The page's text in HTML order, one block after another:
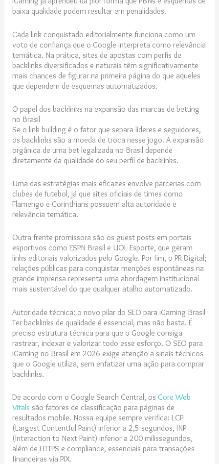
baixa qualidade podem resultar em penalidades.
Cada link conquistado editorialmente funciona como um
voto de confiança que o Google interpreta como relevância
temática. Na prática, sites de apostas com perfis de
backlinks diversificados e naturais têm significativamente
mais chances de figurar na primeira página do que aqueles
que dependem de esquemas automatizados.
O papel dos backlinks na expansão das marcas de betting
no Brasil
Se o link building é o fator que separa líderes e seguidores,
os backlinks são a moeda de troca nesse jogo. A expansão
orgânica de uma bet legalizada no Brasil depende
diretamente da qualidade do seu perfil de backlinks.
Uma das estratégias mais eficazes envolve parcerias com
clubes de futebol, já que sites oficiais de times como
Flamengo e Corinthians possuem alta autoridade e
relevância temática.
Outra frente promissora são os guest posts em portais
esportivos como ESPN Brasil e UOL Esporte, que geram
links editoriais valorizados pelo Google. Por fim, o PR Digital;
relações públicas para conquistar menções espontâneas na
grande imprensa representa uma abordagem institucional
mais sustentável do que qualquer atalho automatizado.
Autoridade técnica: o novo pilar do SEO para iGaming Brasil
Ter backlinks de qualidade é essencial, mas não basta. É
preciso estrutura técnica para que o Google consiga
rastrear, indexar e valorizar todo esse esforço. O SEO para
iGaming no Brasil em 2026 exige atenção a sinais técnicos
que o Google utiliza, sem enfatizar uma ação para comprar
backlinks.
De acordo com o Google Search Central, osCore Web
Vitals são fatores de classificação para páginas de
resultados mobile. Nossa equipe sempre verifica: LCP
(Largest Contentful Paint) inferior a 2,5 segundos, INP
(Interaction to Next Paint) inferior a 200 milissegundos,
além de HTTPS e compliance, essenciais para transações
financeiras via PIX.